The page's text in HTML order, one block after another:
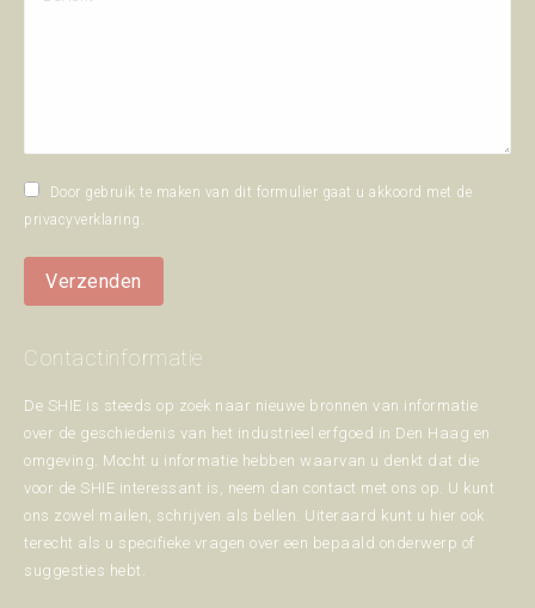
Door gebruik te maken van dit formulier gaat u akkoord met de
privacyverklaring .
Verzenden
Contactinformatie
De SHIE is steeds op zoek naar nieuwe bronnen van informatie
over de geschiedenis van het industrieel erfgoed in Den Haag en
omgeving. Mocht u informatie hebben waarvan u denkt dat die
voor de SHIE interessant is, neem dan contact met ons op. U kunt
ons zowel mailen, schrijven als bellen. Uiteraard kunt u hier ook
terecht als u specifieke vragen over een bepaald onderwerp of
suggesties hebt.